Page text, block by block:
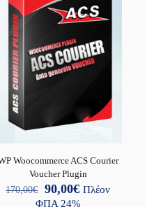
Woocommerce ACS Courier
Voucher Plugin
170,00€
Original
price
90,00€Η
τρέχουσα
Πλέον
ΦΠΑ 24%